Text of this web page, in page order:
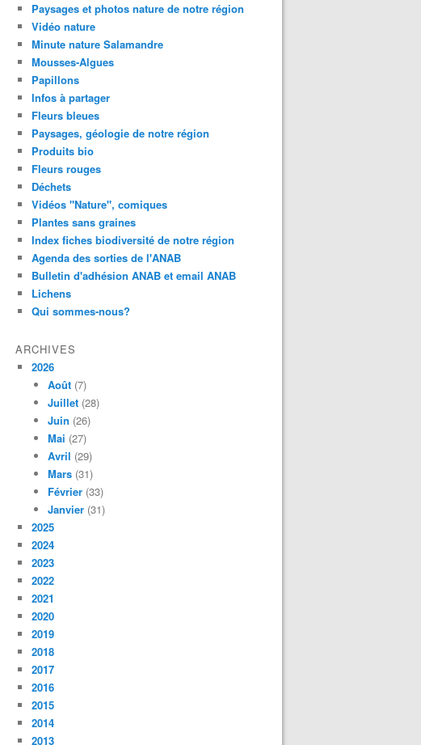
Paysages et photos nature de notre région
Vidéo nature
Minute nature Salamandre
Mousses-Algues
Papillons
Infos à partager
Fleurs bleues
Paysages, géologie de notre région
Produits bio
Fleurs rouges
Déchets
Vidéos "Nature", comiques
Plantes sans graines
Index fiches biodiversité de notre région
Agenda des sorties de l'ANAB
Bulletin d'adhésion ANAB et email ANAB
Lichens
Qui sommes-nous?
ARCHIVES
2026
Août (7)
Juillet (28)
Juin (26)
Mai (27)
Avril (29)
Mars (31)
Février (33)
Janvier (31)
2025
2024
2023
2022
2021
2020
2019
2018
2017
2016
2015
2014
2013